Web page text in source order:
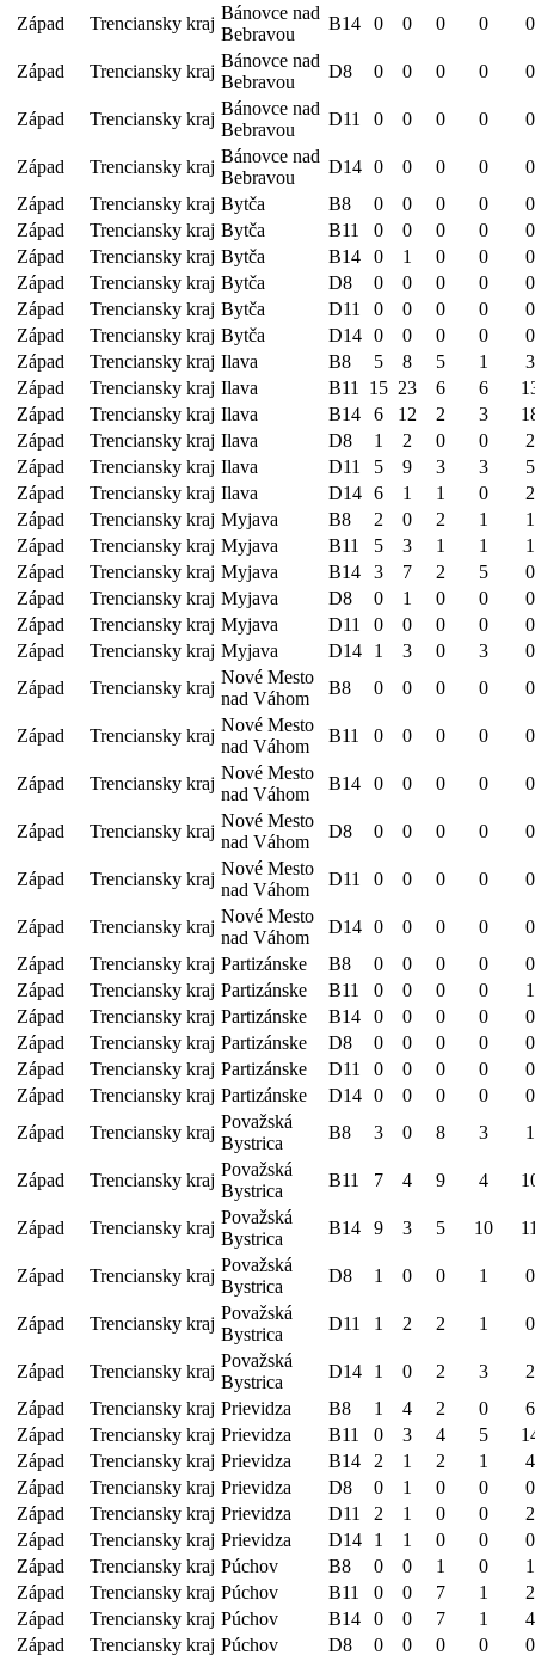
Západ Trenciansky kraj
Bánovce nad
Bebravou
B14 0 0 0 0 0
Západ Trenciansky kraj
Bánovce nad
Bebravou
D8 0 0 0 0 0
Západ Trenciansky kraj
Bánovce nad
Bebravou
D11 0 0 0 0 0
Západ Trenciansky kraj
Bánovce nad
Bebravou
D14 0 0 0 0
0
Západ
Trenciansky kraj Bytča B8 0 0 0 0
0
Západ
Trenciansky kraj Bytča B11 0 0 0 0
0
Západ
Trenciansky kraj Bytča B14 0 1 0 0
0
Západ
Trenciansky kraj Bytča D8 0 0 0 0
0
Západ
Trenciansky kraj Bytča D11 0 0 0 0
0
Západ
Trenciansky kraj Bytča D14 0 0 0 0
0
Západ
Trenciansky kraj Ilava B8 5 8 5 1
3
Západ
Trenciansky kraj Ilava B11 15 23 6 6
Západ
Trenciansky kraj Ilava B14 6 12 2 3
Západ
Trenciansky kraj Ilava D8 1 2 0 0
2
Západ
Trenciansky kraj Ilava D11 5 9 3 3
5
Západ
Trenciansky kraj Ilava D14 6 1 1 0
2
Západ
Trenciansky kraj Myjava B8 2 0 2 1
1
Západ
Trenciansky kraj Myjava B11 5 3 1 1
1
Západ
Trenciansky kraj Myjava B14 3 7 2 5
0
Západ
Trenciansky kraj Myjava D8 0 1 0 0
0
Západ
Trenciansky kraj Myjava D11 0 0 0 0
0
Západ
Trenciansky kraj Myjava D14 1 3 0 3
0
Západ
Trenciansky kraj
Nové Mesto
nad Váhom
B8 0 0 0 0 0
Západ Trenciansky kraj
Nové Mesto
nad Váhom
B11 0 0 0 0 0
Západ Trenciansky kraj
Nové Mesto
nad Váhom
B14 0 0 0 0 0
Západ Trenciansky kraj
Nové Mesto
nad Váhom
D8 0 0 0 0 0
Západ Trenciansky kraj
Nové Mesto
nad Váhom
D11 0 0 0 0 0
Západ Trenciansky kraj
Nové Mesto
nad Váhom
D14 0 0 0 0
0
Západ
Trenciansky kraj Partizánske B8 0 0 0 0
0
Západ
Trenciansky kraj Partizánske B11 0 0 0 0
1
Západ
Trenciansky kraj Partizánske B14 0 0 0 0
0
Západ
Trenciansky kraj Partizánske D8 0 0 0 0
0
Západ
Trenciansky kraj Partizánske D11 0 0 0 0
0
Západ
Trenciansky kraj Partizánske D14 0 0 0 0
0
Západ
Trenciansky kraj
Považská
Bystrica
B8 3 0 8 3 1
Západ Trenciansky kraj
Považská
Bystrica
B11 7 4 9 4
Západ Trenciansky kraj
Považská
Bystrica
B14 9 3 5 10
Západ Trenciansky kraj
Považská
Bystrica
D8 1 0 0 1 0
Západ Trenciansky kraj
Považská
Bystrica
D11 1 2 2 1 0
Západ Trenciansky kraj
Považská
Bystrica
D14 1 0 2 3
2
Západ
Trenciansky kraj Prievidza B8 1 4 2 0
6
Západ
Trenciansky kraj Prievidza B11 0 3 4 5
Západ
Trenciansky kraj Prievidza B14 2 1 2 1
4
Západ
Trenciansky kraj Prievidza D8 0 1 0 0
0
Západ
Trenciansky kraj Prievidza D11 2 1 0 0
2
Západ
Trenciansky kraj Prievidza D14 1 1 0 0
0
Západ
Trenciansky kraj Púchov B8 0 0 1 0
1
Západ
Trenciansky kraj Púchov B11 0 0 7 1
2
Západ
Trenciansky kraj Púchov B14 0 0 7 1
4
Západ
Trenciansky kraj Púchov D8 0 0 0 0
0